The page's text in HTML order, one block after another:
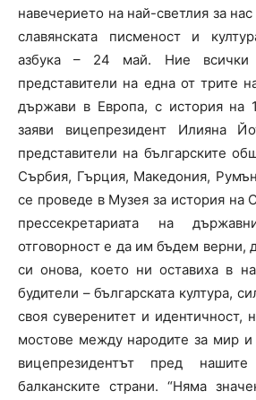
навечерието на най-светлия за
славянската писменост и
азбука – 24 май. Ние
представители на една от трите
държави в Европа, с история на
заяви вицепрезидент Илияна
представители на българските
Сърбия, Гърция, Македония,
се проведе в Музея за история на
прессекретариата на
отговорност е да им бъдем верни,
си онова, което ни оставиха в
будители – българската култура,
своя суверенитет и идентичност,
мостове между народите за мир и
вицепрезидентът пред
балканските страни. “Няма